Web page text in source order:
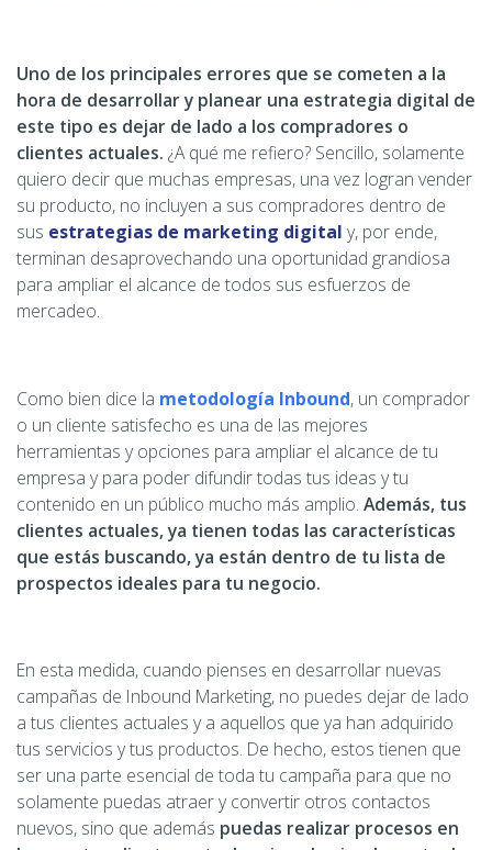
Uno de los principales errores que se cometen a la
hora de desarrollar y planear una estrategia digital de
este tipo es dejar de lado a los compradores o
clientes actuales. ¿A qué me refiero? Sencillo, solamente
quiero decir que muchas empresas, una vez logran vender
su producto, no incluyen a sus compradores dentro de
sus estrategias de marketing digital y, por ende,
terminan desaprovechando una oportunidad grandiosa
para ampliar el alcance de todos sus esfuerzos de
mercadeo.
Como bien dice la metodología Inbound, un comprador
o un cliente satisfecho es una de las mejores
herramientas y opciones para ampliar el alcance de tu
empresa y para poder difundir todas tus ideas y tu
contenido en un público mucho más amplio. Además, tus
clientes actuales, ya tienen todas las características
que estás buscando, ya están dentro de tu lista de
prospectos ideales para tu negocio.
En esta medida, cuando pienses en desarrollar nuevas
campañas de Inbound Marketing, no puedes dejar de lado
a tus clientes actuales y a aquellos que ya han adquirido
tus servicios y tus productos. De hecho, estos tienen que
ser una parte esencial de toda tu campaña para que no
solamente puedas atraer y convertir otros contactos
nuevos, sino que además puedas realizar procesos en